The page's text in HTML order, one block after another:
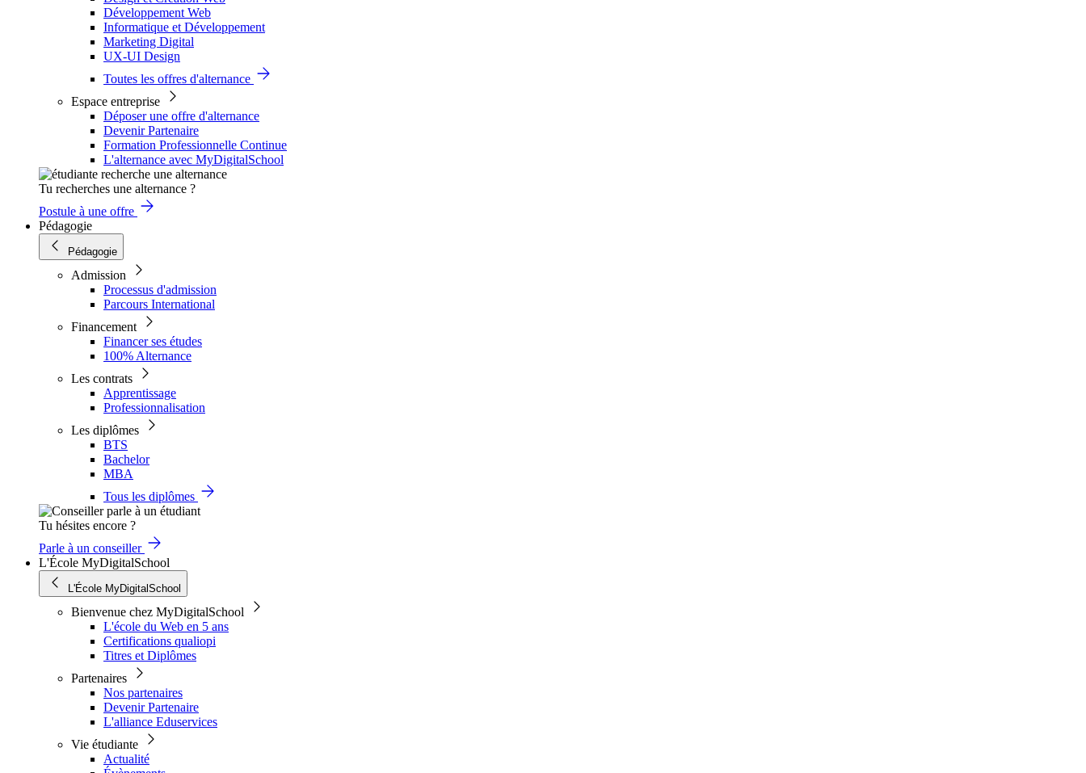
Développement Web
Informatique et Développement
Marketing Digital
UX-UI Design
Toutes les offres d'alternance
Espace entreprise
Déposer une offre d'alternance
Devenir Partenaire
Formation Professionnelle Continue
L'alternance avec MyDigitalSchool
Tu recherches une alternance ?
Postule à une offre
Pédagogie
Pédagogie
Admission
Processus d'admission
Parcours International
Financement
Financer ses études
100% Alternance
Les contrats
Apprentissage
Professionnalisation
Les diplômes
BTS
Bachelor
MBA
Tous les diplômes
Tu hésites encore ?
Parle à un conseiller
L'École MyDigitalSchool
L'École MyDigitalSchool
Bienvenue chez MyDigitalSchool
L'école du Web en 5 ans
Certifications qualiopi
Titres et Diplômes
Partenaires
Nos partenaires
Devenir Partenaire
L'alliance Eduservices
Vie étudiante
Actualité